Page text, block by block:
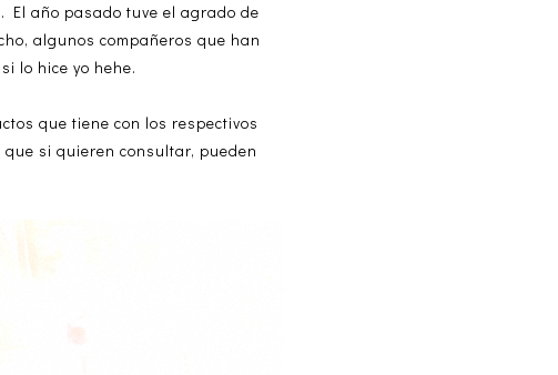
El año pasado tuve el agrado de
algunos compañeros que han
lo hice yo hehe.
que tiene con los respectivos
si quieren consultar, pueden